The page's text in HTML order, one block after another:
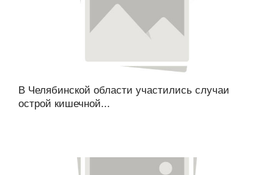
В Челябинской области участились случаи
острой кишечной...